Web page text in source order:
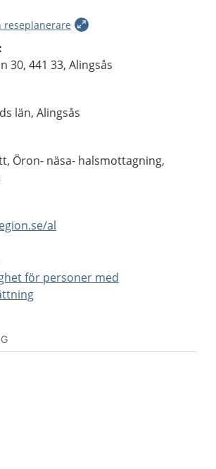
reseplanerare
30, 441 33, Alingsås
län, Alingsås
Öron- näsa- halsmottagning,
al
för personer med